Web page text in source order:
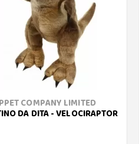
COMPANY LIMITED
DA DITA - VELOCIRAPTOR